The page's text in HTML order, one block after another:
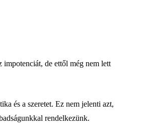
impotenciát, de ettől még nem lett
és a szeretet. Ez nem jelenti azt,
rendelkezünk.